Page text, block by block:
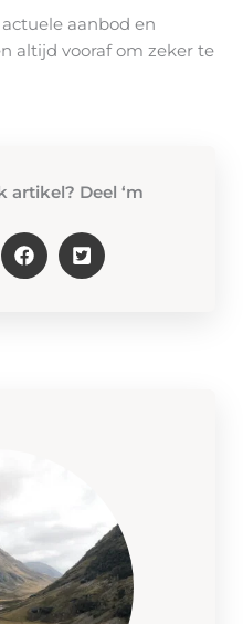
aanbod en
altijd vooraf om zeker te
artikel? Deel ‘m